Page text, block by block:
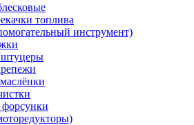
топлива
инструмент)